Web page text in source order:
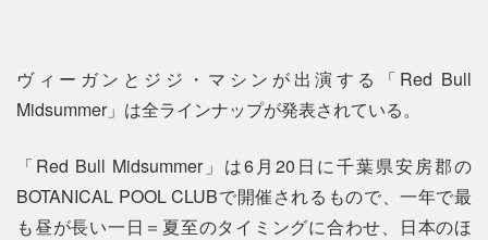
ヴィーガンとジジ・マシンが出演する「Red Bull
Midsummer」は全ラインナップが発表されている。
「Red Bull Midsummer」は6月20日に千葉県安房郡の
BOTANICAL POOL CLUBで開催されるもので、一年で最
も昼が長い一日＝夏至のタイミングに合わせ、日本のほ